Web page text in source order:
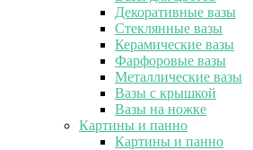
Декоративные вазы
Стеклянные вазы
Керамические вазы
Фарфоровые вазы
Металлические вазы
Вазы с крышкой
Вазы на ножке
Картины и панно
Картины и панно